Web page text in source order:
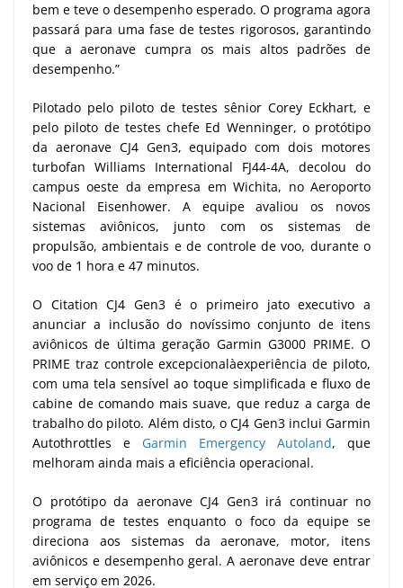
bem e teve o desempenho esperado. O programa agora
passará para uma fase de testes rigorosos, garantindo
que a aeronave cumpra os mais altos padrões de
desempenho.”
Pilotado pelo piloto de testes sênior Corey Eckhart, e
pelo piloto de testes chefe Ed Wenninger, o protótipo
da aeronave CJ4 Gen3, equipado com dois motores
turbofan Williams International FJ44-4A, decolou do
campus oeste da empresa em Wichita, no Aeroporto
Nacional Eisenhower. A equipe avaliou os novos
sistemas aviônicos, junto com os sistemas de
propulsão, ambientais e de controle de voo, durante o
voo de 1 hora e 47 minutos.
O Citation CJ4 Gen3 é o primeiro jato executivo a
anunciar a inclusão do novíssimo conjunto de itens
aviônicos de última geração Garmin G3000 PRIME. O
PRIME traz controle excepcionalàexperiência de piloto,
com uma tela sensível ao toque simplificada e fluxo de
cabine de comando mais suave, que reduz a carga de
trabalho do piloto. Além disto, o CJ4 Gen3 inclui Garmin
Autothrottles e Garmin Emergency Autoland, que
melhoram ainda mais a eficiência operacional.
O protótipo da aeronave CJ4 Gen3 irá continuar no
programa de testes enquanto o foco da equipe se
direciona aos sistemas da aeronave, motor, itens
aviônicos e desempenho geral. A aeronave deve entrar
em serviço em 2026.